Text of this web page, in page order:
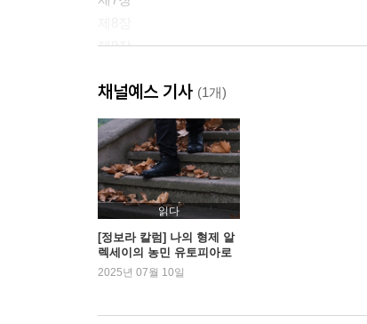
제9장
제11장
제12장
제13장
제14장
제15장
제16장
제17장
제18장
제19장
채널예스 기사 (1개)
읽다
[정보라 칼럼] 나의 형제 알
렉세이의 농민 유토피아로
의 여행
2025년 07월 10일